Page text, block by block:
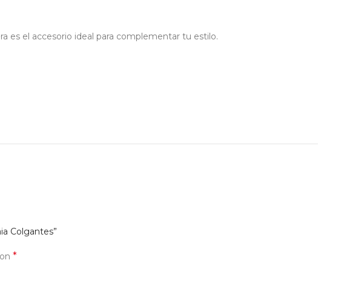
es el accesorio ideal para complementar tu estilo.
Colgantes”
*